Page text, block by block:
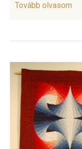
Tovább olvasom